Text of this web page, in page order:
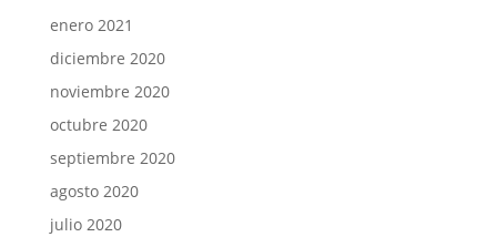
enero 2021
diciembre 2020
noviembre 2020
octubre 2020
septiembre 2020
agosto 2020
julio 2020